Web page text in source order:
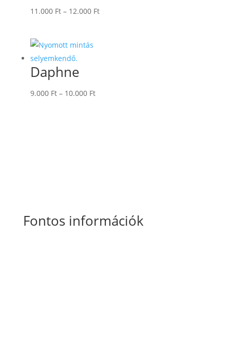
11.000 Ft – 12.000 FtÁrtartomány:
Daphne
9.000 Ft – 10.000 FtÁrtartomány:
Fontos információk